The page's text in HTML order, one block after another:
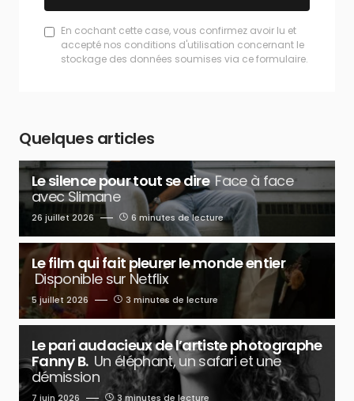
En cochant cette case, vous confirmez avoir lu et
accepté nos conditions d'utilisation concernant le
stockage des données soumises via ce formulaire.
Quelques articles
Le silence pour tout se dire Face à face
avec Slimane
26 juillet 2026 6 minutes de lecture
Le film qui fait pleurer le monde entier
Disponible sur Netflix
5 juillet 2026 3 minutes de lecture
Le pari audacieux de l’artiste photographe
Fanny B. Un éléphant, un safari et une
démission
7 juin 2026 3 minutes de lecture